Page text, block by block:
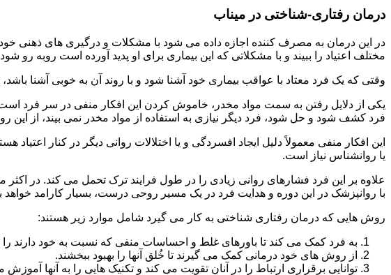
درمان رفتاری-شناختی در میناب
مختلف اعتیاد را ببیند و با مشکلاتی که این بیماری برای او پدید آورده است روبه رو
وقتی که یک فرد معتاد با عواقب بیماری خود آشنا شود و با روند آن به خوبی آشنا
یکی از دلایل رفتن به سمت مواد مخدر، خاموش کردن این افکار منفی در سر فرد
فرد کشف شود و حل شود، فرد دیگر نیازی به استفاده از مواد مخدر نمی بیند، از این
این افکار منفی معمولاً دلیل ایجاد افسردگی و یا اختلالات روانی دیگر در کنار
یا روانشناس نیاز است.
علاوه بر این فرد فشارهای روانی زیادی را در طول فرایند ترک تحمل می کند. در
با روانپزشک در این دوره و هدایت فرد در یک مسیر روحی درست، بسیار کارامد خواهد
روش هایی که درمان رفتاری شناختی به کار می گیرد شامل موارد زیر هستند:
به فرد کمک می کند تا باورهای غلط و احساسات منفی که نسبت به خود دارند را
از روش های خود درمانی کمک می گیرند تا خُلق آنها را بهبود ببخشند.
توانایی برقراری ارتباط را در آنان تقویت می کند و تکنیک هایی را به آنها آموزش